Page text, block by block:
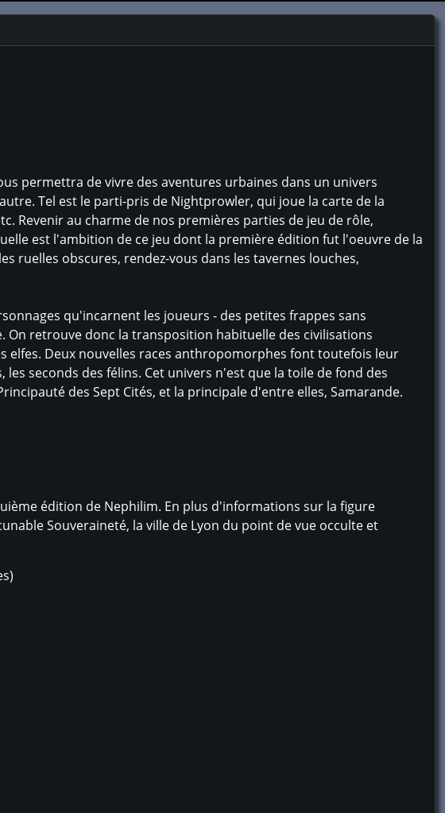
permettra de vivre des aventures urbaines dans un univers
Tel est le parti-pris de Nightprowler, qui joue la carte de la
Revenir au charme de nos premières parties de jeu de rôle,
est l'ambition de ce jeu dont la première édition fut l'oeuvre de la
ruelles obscures, rendez-vous dans les tavernes louches,
qu'incarnent les joueurs - des petites frappes sans
On retrouve donc la transposition habituelle des civilisations
elfes. Deux nouvelles races anthropomorphes font toutefois leur
seconds des félins. Cet univers n'est que la toile de fond des
des Sept Cités, et la principale d'entre elles, Samarande.
édition de Nephilim. En plus d'informations sur la figure
Souveraineté, la ville de Lyon du point de vue occulte et